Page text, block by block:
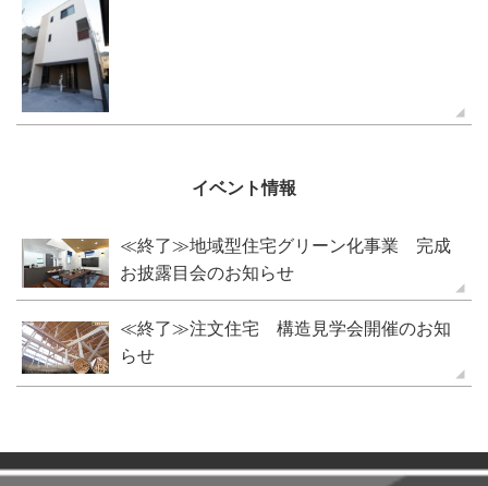
イベント情報
≪終了≫地域型住宅グリーン化事業 完成
お披露目会のお知らせ
≪終了≫注文住宅 構造見学会開催のお知
らせ